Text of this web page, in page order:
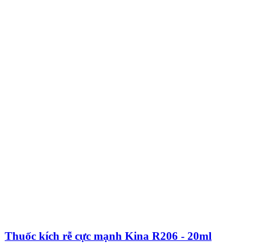
Thuốc kích rễ cực mạnh Kina R206 - 20ml